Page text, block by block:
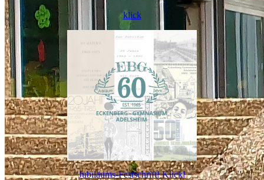
klick
Jubiläums-Festschrift! Klick!